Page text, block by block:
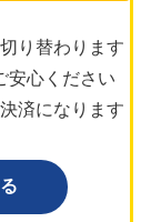
り替わります
安心ください
済になります